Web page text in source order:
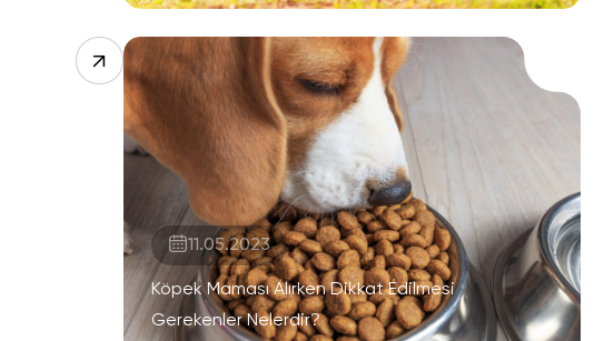
11.05.2023
Köpek Maması Alırken Dikkat Edilmesi
Gerekenler Nelerdir?